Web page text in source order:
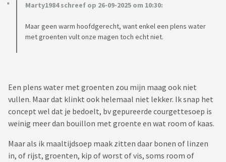
Marty1984 schreef op 26-09-2025 om 10:30:
Maar geen warm hoofdgerecht, want enkel een plens water
met groenten vult onze magen toch echt niet.
Een plens water met groenten zou mijn maag ook niet
vullen. Maar dat klinkt ook helemaal niet lekker. Ik snap het
concept wel dat je bedoelt, bv gepureerde courgettesoep is
weinig meer dan bouillon met groente en wat room of kaas.
Maar als ik maaltijdsoep maak zitten daar bonen of linzen
in, of rijst, groenten, kip of worst of vis, soms room of